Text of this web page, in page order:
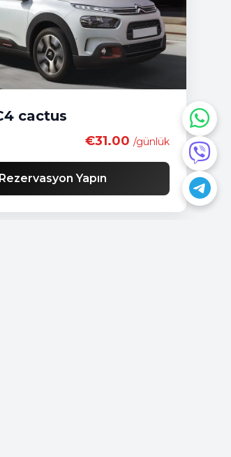
cactus
€31.00 /günlük
Rezervasyon Yapın